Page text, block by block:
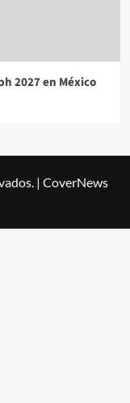
2027 en México
| CoverNews